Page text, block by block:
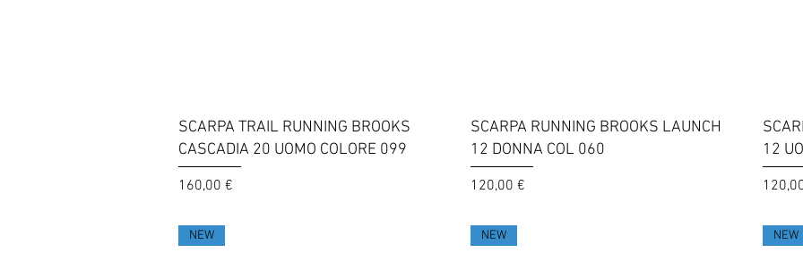
Vista rapida
SCARPA TRAIL RUNNING BROOKS
CASCADIA 20 UOMO COLORE 099
Prezzo
160,00 €
Vista rapida
SCARPA RUNNING BROOKS LAUNCH
12 DONNA COL 060
Prezzo
120,00 €
12
Prezzo
NEW NEW NEW